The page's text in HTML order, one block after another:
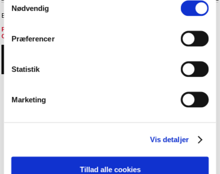
Nødvendig
Præferencer
Statistik
Marketing
Vis detaljer
Tillad alle cookies
BadmintonPlayer.dk - +4570605076 -
Privatlivspolitik i BD
Handelsbetingelser
Cookieindstillinger